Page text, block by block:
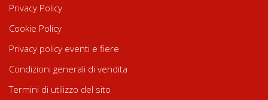
Privacy Policy
Cookie Policy
Privacy policy eventi e fiere
Condizioni generali di vendita
Termini di utilizzo del sito